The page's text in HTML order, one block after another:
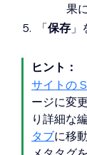
果
「保存 」
ヒント：
サイトの
ージに変
り詳細な
タブに移